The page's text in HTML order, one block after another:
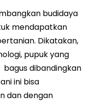
budidaya
mendapatkan
Dikatakan,
pupuk yang
bagus dibandingkan
ini bisa
dan dengan